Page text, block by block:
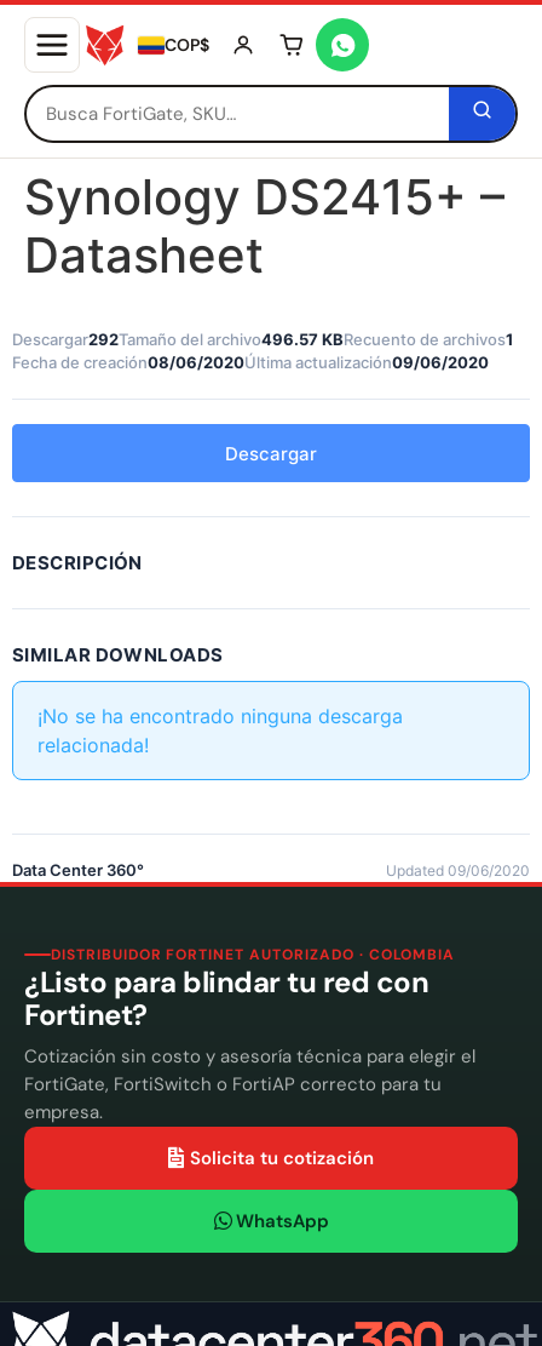
COP$ Tu carrito está vacío
Synology DS2415+ –
Datasheet
Descargar292Tamaño del archivo496.57 KBRecuento de archivos1
Fecha de creación08/06/2020Última actualización09/06/2020
Descargar
DESCRIPCIÓN
SIMILAR DOWNLOADS
¡No se ha encontrado ninguna descarga
relacionada!
Data Center 360° Updated 09/06/2020
DISTRIBUIDOR FORTINET AUTORIZADO · COLOMBIA
¿Listo para blindar tu red con
Fortinet?
Cotización sin costo y asesoría técnica para elegir el
FortiGate, FortiSwitch o FortiAP correcto para tu
empresa.
Solicita tu cotización
WhatsApp